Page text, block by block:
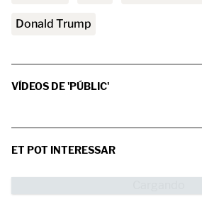
Donald Trump
VÍDEOS DE 'PÚBLIC'
ET POT INTERESSAR